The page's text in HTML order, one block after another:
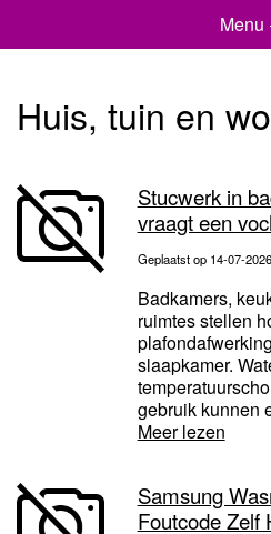
Menu
Huis, tuin en
Stucwerk in
vraagt een
Geplaatst op 14-07-2026
Badkamers,
ruimtes stellen
slaapkamer.
gebruik kunnen
Meer lezen
Samsung
Foutcode Zelf